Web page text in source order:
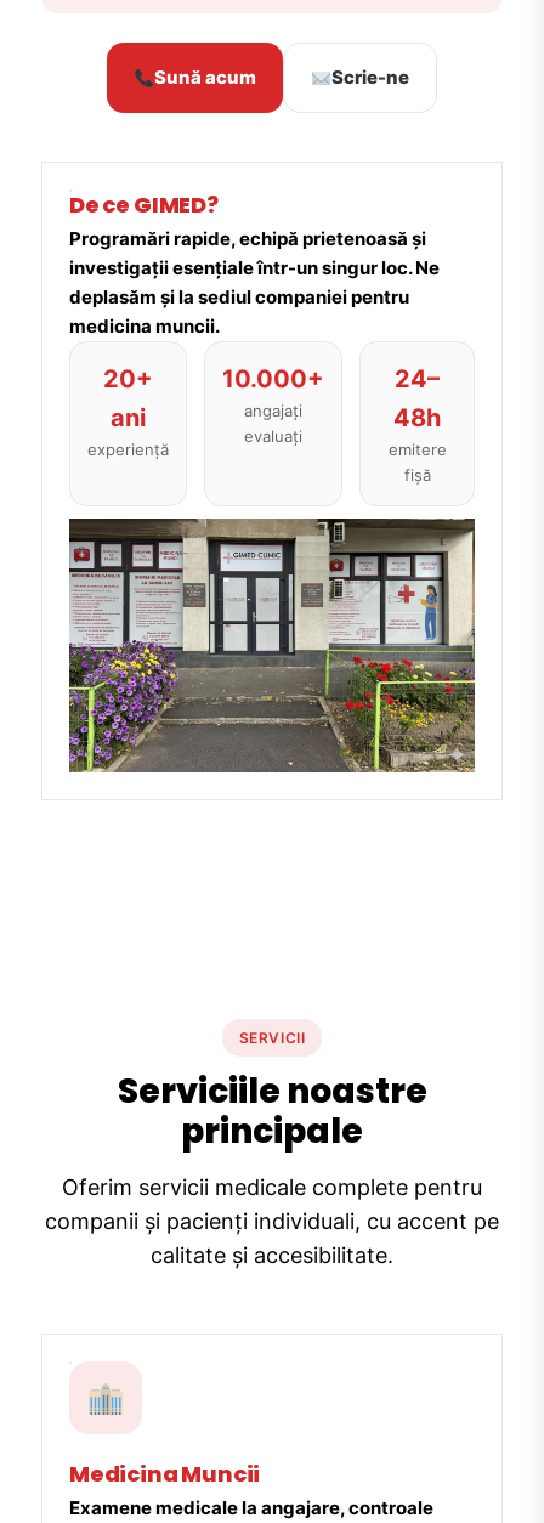
Sună acum Scrie-ne
De ce GIMED?
Programări rapide, echipă prietenoasă și
investigații esențiale într-un singur loc. Ne
deplasăm și la sediul companiei pentru
medicina muncii.
20+
ani
experiență
10.000+
angajați
evaluați
24–
48h
emitere
fișă
SERVICII
Serviciile noastre
principale
Oferim servicii medicale complete pentru
companii și pacienți individuali, cu accent pe
calitate și accesibilitate.
Medicina Muncii
Examene medicale la angajare, controale